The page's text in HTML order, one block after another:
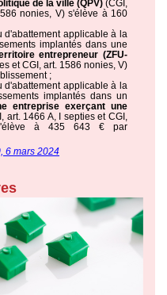
de la ville (QPV) (CGI,
nonies, V) s'élève à 160
d'abattement applicable à la
implantés dans une
entrepreneur (ZFU-
et CGI, art. 1586 nonies, V)
;
d'abattement applicable à la
implantés dans un
entreprise exerçant une
art. 1466 A, I septies et CGI,
à 435 643 € par
6 mars 2024